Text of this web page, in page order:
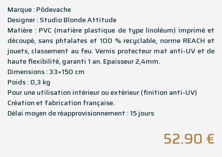
Marque : Pôdevache
Designer : Studio Blonde Attitude
Matière : PVC (matière plastique de type linoléum) imprimé et
découpé, sans phtalates et 100 % recyclable, norme REACH et
jouets, classement au feu. Vernis protecteur mat anti-UV et de
haute flexibilité, garanti 1 an. Epaisseur 2,4mm.
Dimensions : 33×150 cm
Poids : 0,3 kg
Pour une utilisation intérieur ou extérieur (finition anti-UV)
Création et fabrication française.
Délai moyen de réapprovisionnement : 15 jours
52.90 €